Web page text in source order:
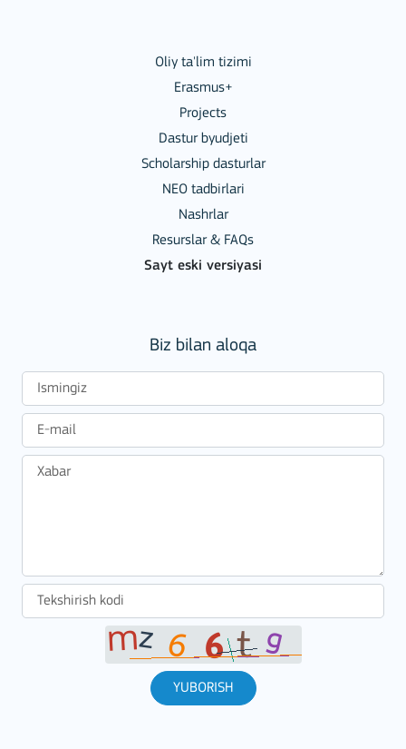
Oliy ta'lim tizimi
Erasmus+
Projects
Dastur byudjeti
Scholarship dasturlar
NEO tadbirlari
Nashrlar
Resurslar & FAQs
Sayt eski versiyasi
Biz bilan aloqa
YUBORISH